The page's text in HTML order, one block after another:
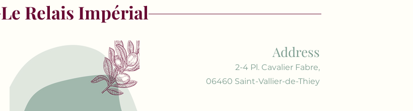
Le Relais Impérial
Address
2-4 Pl. Cavalier Fabre,
06460 Saint-Vallier-de-Thiey